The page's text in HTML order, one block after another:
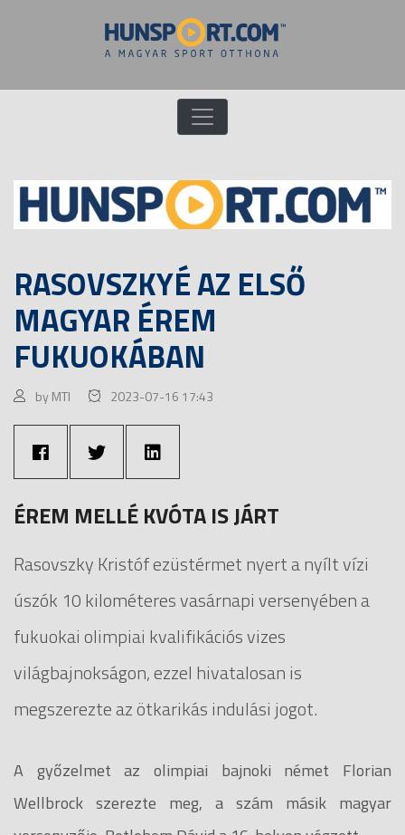
RASOVSZKYÉ AZ ELSŐ
MAGYAR ÉREM
FUKUOKÁBAN
by MTI 2023-07-16 17:43
ÉREM MELLÉ KVÓTA IS JÁRT
Rasovszky Kristóf ezüstérmet nyert a nyílt vízi
úszók 10 kilométeres vasárnapi versenyében a
fukuokai olimpiai kvalifikációs vizes
világbajnokságon, ezzel hivatalosan is
megszerezte az ötkarikás indulási jogot.
A győzelmet az olimpiai bajnoki német Florian
Wellbrock szerezte meg, a szám másik magyar